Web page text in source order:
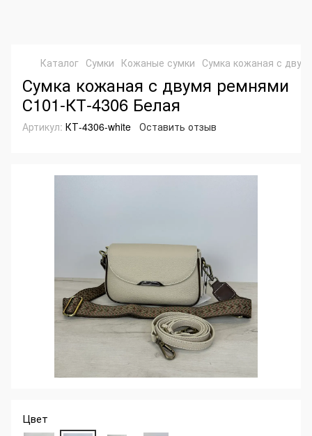
Каталог Сумки Кожаные сумки Сумка кожаная с
Сумка кожаная с двумя ремнями
С101-КТ-4306 Белая
Артикул: КТ-4306-white Оставить отзыв
Цвет